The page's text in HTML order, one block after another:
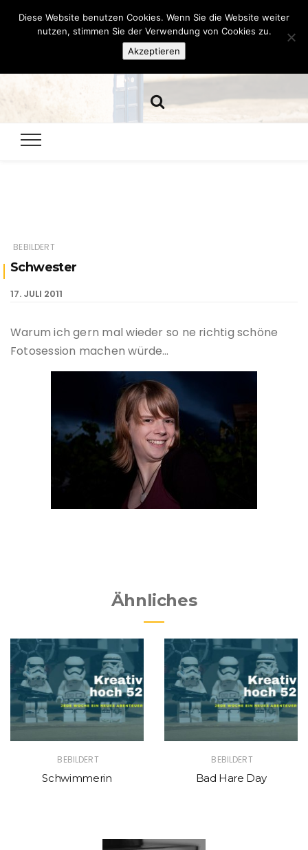
Hazamelistan
BEBILDERT
Schwester
17. JULI 2011
Warum ich gern mal wieder so ne richtig schöne
Fotosession machen würde…
Ähnliches
BEBILDERT
Schwimmerin
BEBILDERT
Bad Hare Day
Diese Website benutzen Cookies. Wenn Sie die Website weiter
nutzen, stimmen Sie der Verwendung von Cookies zu.
Akzeptieren